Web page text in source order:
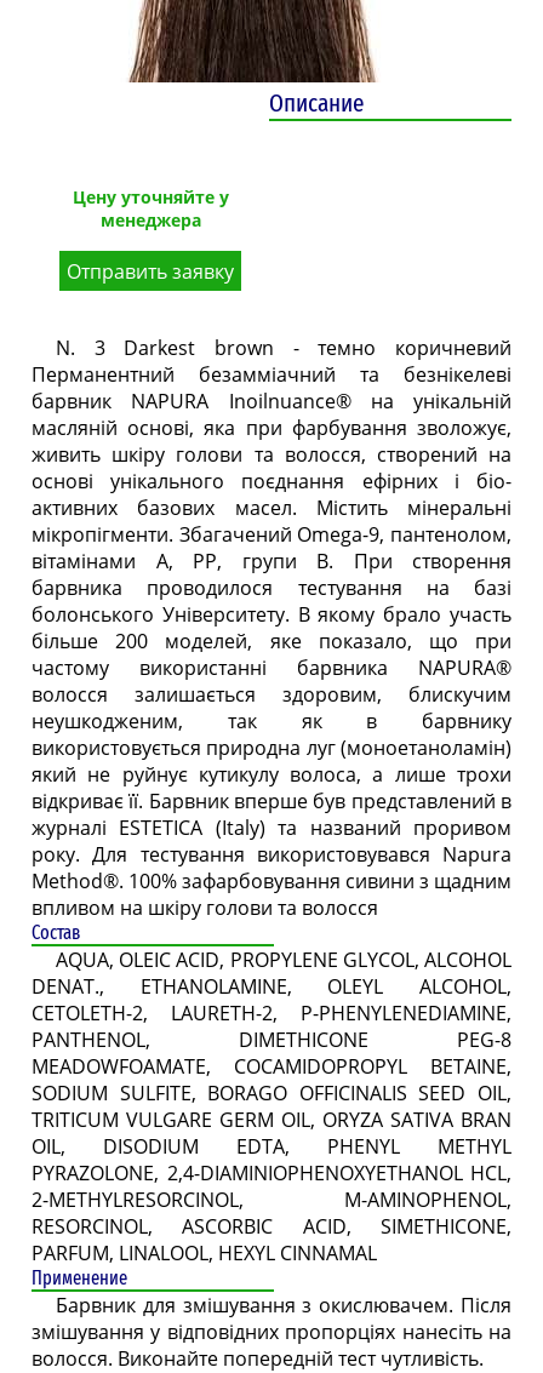
Цену уточняйте у
менеджера
Отправить заявку
Описание
N. 3 Darkest brown - темно коричневий
Перманентний безамміачний та безнікелеві
барвник NAPURA Inoilnuance® на унікальній
масляній основі, яка при фарбування зволожує,
живить шкіру голови та волосся, створений на
основі унікального поєднання ефірних і біо-
активних базових масел. Містить мінеральні
мікропігменти. Збагачений Omega-9, пантенолом,
вітамінами А, РР, групи B. При створення
барвника проводилося тестування на базі
болонського Університету. В якому брало участь
більше 200 моделей, яке показало, що при
частому використанні барвника NAPURA®
волосся залишається здоровим, блискучим
неушкодженим, так як в барвнику
використовується природна луг (моноетаноламін)
який не руйнує кутикулу волоса, а лише трохи
відкриває її. Барвник вперше був представлений в
журналі ESTETICA (Italy) та названий проривом
року. Для тестування використовувався Napura
Method®. 100% зафарбовування сивини з щадним
впливом на шкіру голови та волосся
Состав
AQUA, OLEIC ACID, PROPYLENE GLYCOL, ALCOHOL
DENAT., ETHANOLAMINE, OLEYL ALCOHOL,
CETOLETH-2, LAURETH-2, P-PHENYLENEDIAMINE,
PANTHENOL, DIMETHICONE PEG-8
MEADOWFOAMATE, COCAMIDOPROPYL BETAINE,
SODIUM SULFITE, BORAGO OFFICINALIS SEED OIL,
TRITICUM VULGARE GERM OIL, ORYZA SATIVA BRAN
OIL, DISODIUM EDTA, PHENYL METHYL
PYRAZOLONE, 2,4-DIAMINIOPHENOXYETHANOL HCL,
2-METHYLRESORCINOL, M-AMINOPHENOL,
RESORCINOL, ASCORBIC ACID, SIMETHICONE,
PARFUM, LINALOOL, HEXYL CINNAMAL
Применение
Барвник для змішування з окислювачем. Після
змішування у відповідних пропорціях нанесіть на
волосся. Виконайте попередній тест чутливість.